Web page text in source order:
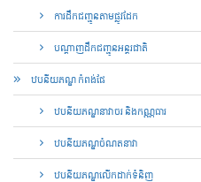
ការដឹកជញ្ជូនតាមផ្លូវដែក
បណ្តាញ​ដឹកជញ្ជូន​អន្តរជាតិ​
ឋបនីយភណ្ឌ កំពង់ផែ
ឋបនីយភណ្ឌនាវាចរ និងកណ្ណធារ
ឋបនីយភណ្ឌចំណតនាវា
ឋបនីយភណ្ឌលើកដាក់ទំនិញ